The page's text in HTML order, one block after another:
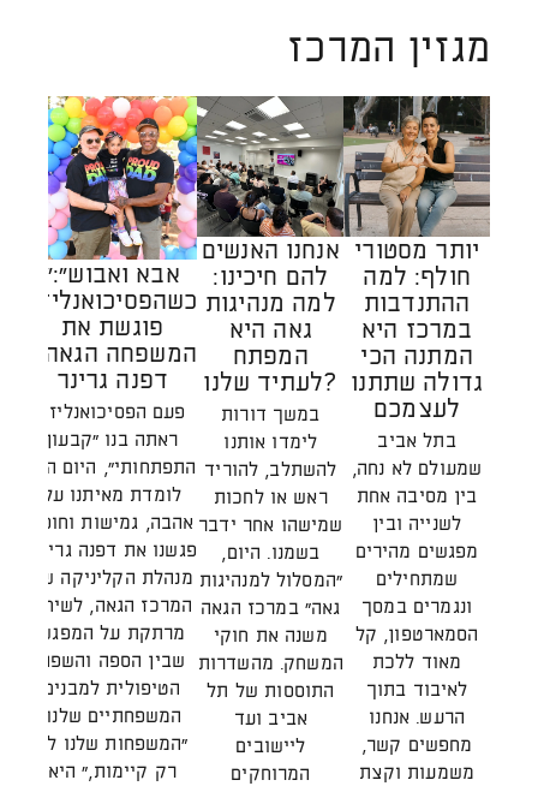
מגזין המרכז
יותר מסטורי
חולף: למה
ההתנדבות
במרכז היא
המתנה הכי
גדולה שתתנו
לעצמכם
בתל אביב
שמעולם לא נחה,
בין מסיבה אחת
לשנייה ובין
מפגשים מהירים
שמתחילים
ונגמרים במסך
הסמארטפון, קל
מאוד ללכת
לאיבוד בתוך
הרעש. אנחנו
מחפשים קשר,
משמעות וקצת
אנחנו האנשים
להם חיכינו:
למה מנהיגות
גאה היא
המפתח
לעתיד שלנו?
במשך דורות
לימדו אותנו
להשתלב, להוריד
ראש או לחכות
שמישהו אחר ידבר
בשמנו. היום,
"המסלול למנהיגות
גאה" במרכז הגאה
משנה את חוקי
המשחק. מהשדרות
התוססות של תל
אביב ועד
ליישובים
המרוחקים
"אבא ואבוש":
כשהפסיכואנליזה
פוגשת את
המשפחה הגאה /
דפנה גרינר
פעם הפסיכואנליזה
ראתה בנו "קבעון
התפתחותי", היום היא
לומדת מאיתנו על
אהבה, גמישות וחוסן.
פגשנו את דפנה גרינר,
מנהלת הקליניקה של
המרכז הגאה, לשיחה
מרתקת על המפגש
שבין הספה והשפה
הטיפולית למבנים
המשפחתיים שלנו.
"המשפחות שלנו לא
רק קיימות," היא